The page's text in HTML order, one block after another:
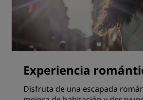
Experiencia
Disfruta de una escapada